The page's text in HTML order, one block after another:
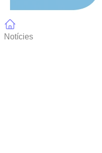
Notícies